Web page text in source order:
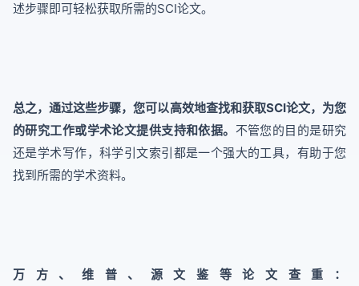
述步骤即可轻松获取所需的SCI论文。
总之，通过这些步骤，您可以高效地查找和获取SCI论文，为您
的研究工作或学术论文提供支持和依据。 不管您的目的是研究
还是学术写作，科学引文索引都是一个强大的工具，有助于您
找到所需的学术资料。
万方、维普、源文鉴等论文查重：